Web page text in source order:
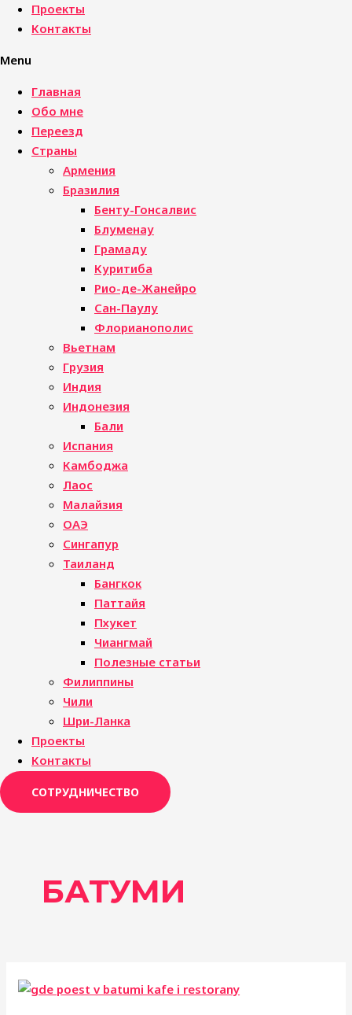
Проекты
Контакты
Menu
Главная
Обо мне
Переезд
Страны
Армения
Бразилия
Бенту-Гонсалвис
Блуменау
Грамаду
Куритиба
Рио-де-Жанейро
Сан-Паулу
Флорианополис
Вьетнам
Грузия
Индия
Индонезия
Бали
Испания
Камбоджа
Лаос
Малайзия
ОАЭ
Сингапур
Таиланд
Бангкок
Паттайя
Пхукет
Чиангмай
Полезные статьи
Филиппины
Чили
Шри-Ланка
Проекты
Контакты
СОТРУДНИЧЕСТВО
БАТУМИ